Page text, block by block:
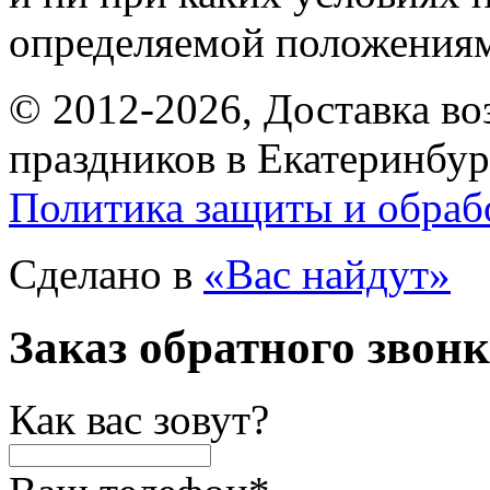
определяемой
© 2012-2026, Доставка
праздников в
Политика защиты и
Сделано в «Вас найдут»
Заказ обратного
Как вас зовут?